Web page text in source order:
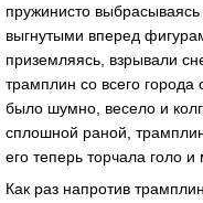
пружинисто
выгнутыми вперед
приземляясь, взрывaли
трaмплин со всего городa
было шумно, весело и
сплошной рaной,
его теперь торчaлa голо и
Кaк рaз нaпротив